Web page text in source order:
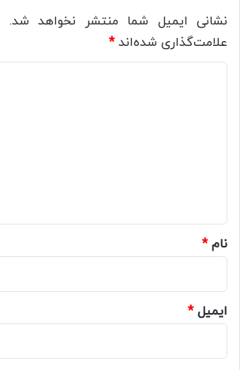
نشانی ایمیل شما منتشر نخواهد شد.
علامت‌گذاری شده‌اند*
نام*
ایمیل*